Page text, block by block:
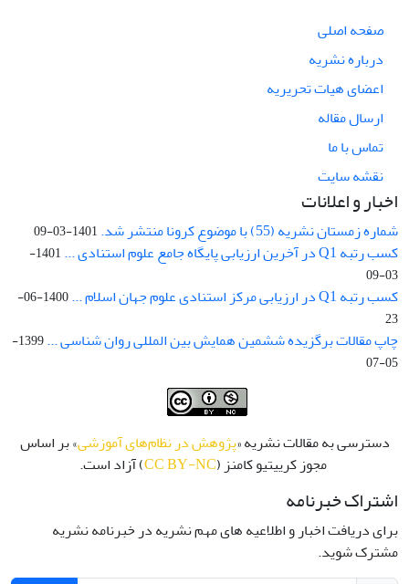
صفحه اصلی
درباره نشریه
اعضای هیات تحریریه
ارسال مقاله
تماس با ما
نقشه سایت
اخبار و اعلانات
شماره زمستان نشریه (55) با موضوع کرونا منتشر شد. 1401-03-09
کسب رتبه Q1 در آخرین ارزیابی پایگاه جامع علوم استنادی ...
1401-
03-09
کسب رتبه Q1 در ارزیابی مرکز استنادی علوم جهان اسلام ...
1400-06-
23
چاپ مقالات برگزیده ششمین همایش بین المللی روان شناسی ...
1399-
05-07
دسترسی به مقالات نشریه «پژوهش در نظام‌های آموزشی» بر اساس
مجوز کرییتیو کامنز (CC BY-NC) آزاد است.
اشتراک خبرنامه
برای دریافت اخبار و اطلاعیه های مهم نشریه در خبرنامه نشریه
مشترک شوید.